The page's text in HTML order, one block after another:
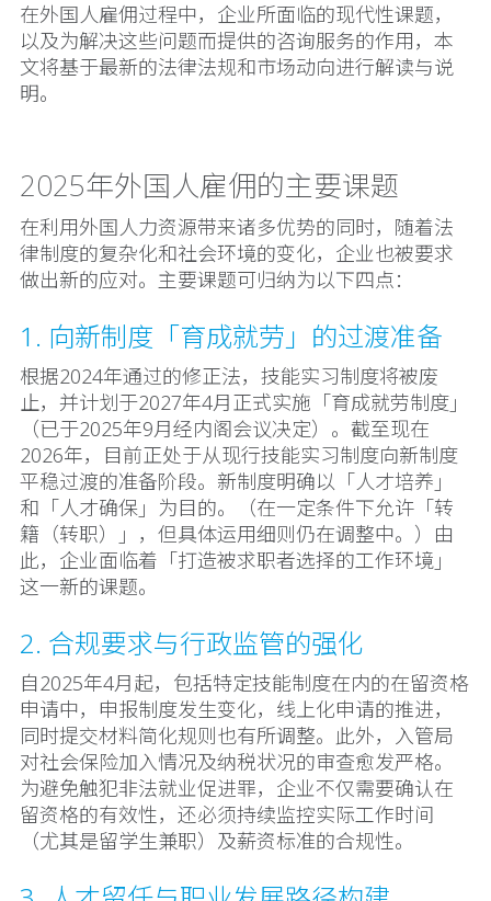
在外国人雇佣过程中，企业所面临的现代性课题，
以及为解决这些问题而提供的咨询服务的作用，本
文将基于最新的法律法规和市场动向进行解读与说
明。
2025年外国人雇佣的主要课题
在利用外国人力资源带来诸多优势的同时，随着法
律制度的复杂化和社会环境的变化，企业也被要求
做出新的应对。主要课题可归纳为以下四点：
1. 向新制度「育成就劳」的过渡准备
根据2024年通过的修正法，技能实习制度将被废
止，并计划于2027年4月正式实施「育成就劳制度」
（已于2025年9月经内阁会议决定）。截至现在
2026年，目前正处于从现行技能实习制度向新制度
平稳过渡的准备阶段。新制度明确以「人才培养」
和「人才确保」为目的。（在一定条件下允许「转
籍（转职）」，但具体运用细则仍在调整中。）由
此，企业面临着「打造被求职者选择的工作环境」
这一新的课题。
2. 合规要求与行政监管的强化
自2025年4月起，包括特定技能制度在内的在留资格
申请中，申报制度发生变化，线上化申请的推进，
同时提交材料简化规则也有所调整。此外，入管局
对社会保险加入情况及纳税状况的审查愈发严格。
为避免触犯非法就业促进罪，企业不仅需要确认在
留资格的有效性，还必须持续监控实际工作时间
（尤其是留学生兼职）及薪资标准的合规性。